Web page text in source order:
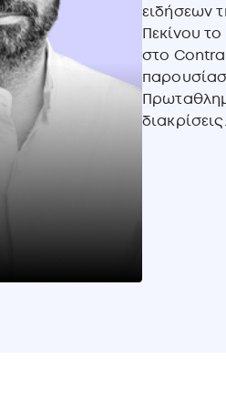
ειδήσεων
Πεκίνου
στο
διακρίσεις.